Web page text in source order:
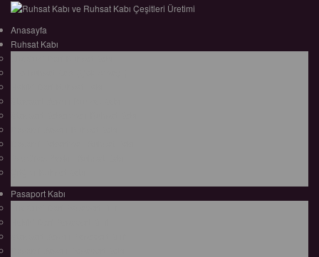
Anasayfa
Ruhsat Kabı
Pasaport Kabı